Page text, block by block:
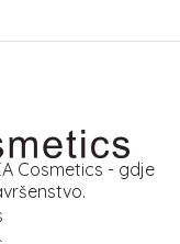
Cosmetics - gdje